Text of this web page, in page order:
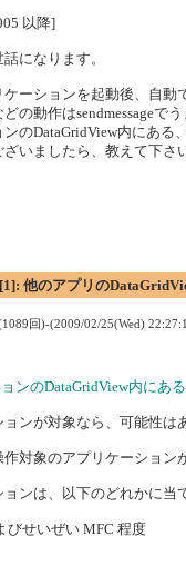
以降]
になります。
ーションを起動後、自動
の動作はsendmessageで
のDataGridView内にあ
いましたら、教えて下さ
他のアプリの
回)-(2009/02/25(Wed)
ンのDataGridView内にあ
ンが対象なら、可能性は
対象のアプリケーション
ンは、以下のどれかに当
びせいぜい MFC 程度